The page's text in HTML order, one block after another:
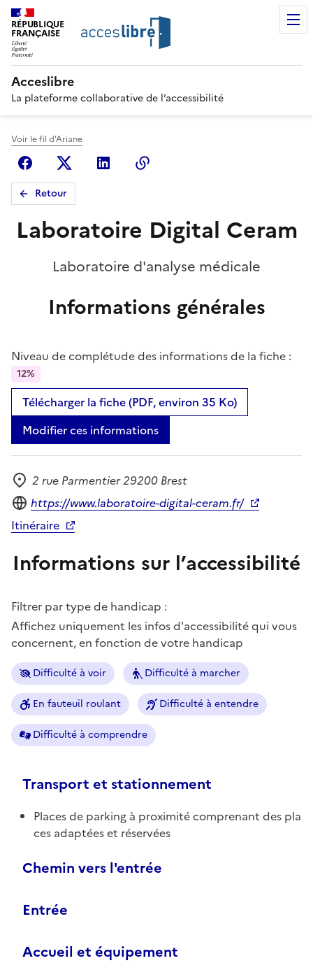
RÉPUBLIQUE
FRANÇAISE
Acceslibre
La plateforme collaborative de l’accessibilité
Voir le fil d'Ariane
FacebookX (anciennement Twitter)
Linkedin
Retour
Laboratoire Digital Ceram
Laboratoire d'analyse médicale
Informations générales
Niveau de complétude des informations de la fiche :
12%
Télécharger la fiche (PDF, environ 35 Ko)
Modifier ces informations
Adresse
2 rue Parmentier 29200 Brest
Site internet
https://www.laboratoire-digital-ceram.fr/
Itinéraire
Informations sur l’accessibilité
Filtrer par type de handicap :
Affichez uniquement les infos d'accessibilité qui vous
concernent, en fonction de votre handicap
Difficulté à voir Difficulté à marcher
En fauteuil roulant Difficulté à entendre
Difficulté à comprendre
Transport et stationnement
Places de parking à proximité comprenant des pla
ces adaptées et réservées
Chemin vers l'entrée
Entrée
Accueil et équipement